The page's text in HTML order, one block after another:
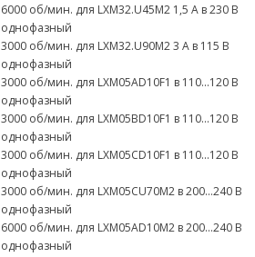
6000 об/мин. для LXM32.U45M2 1,5 A в 230 В
однофазный
3000 об/мин. для LXM32.U90M2 3 A в 115 В
однофазный
3000 об/мин. для LXM05AD10F1 в 110...120 В
однофазный
3000 об/мин. для LXM05BD10F1 в 110...120 В
однофазный
3000 об/мин. для LXM05CD10F1 в 110...120 В
однофазный
3000 об/мин. для LXM05CU70M2 в 200...240 В
однофазный
6000 об/мин. для LXM05AD10M2 в 200...240 В
однофазный